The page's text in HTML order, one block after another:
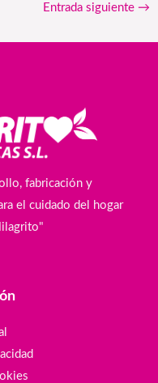
Entrada siguiente →
fabricación y
el cuidado del hogar